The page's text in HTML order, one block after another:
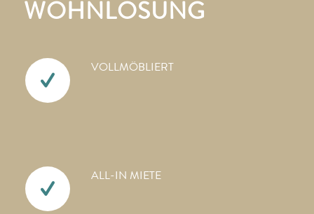
WOHNLÖSUNG
VOLLMÖBLIERT
ALL-IN MIETE